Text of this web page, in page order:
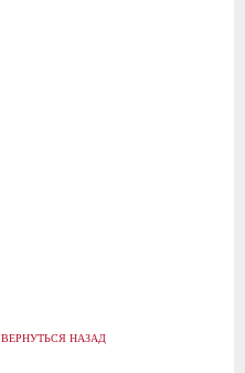
ВЕРНУТЬСЯ НАЗАД